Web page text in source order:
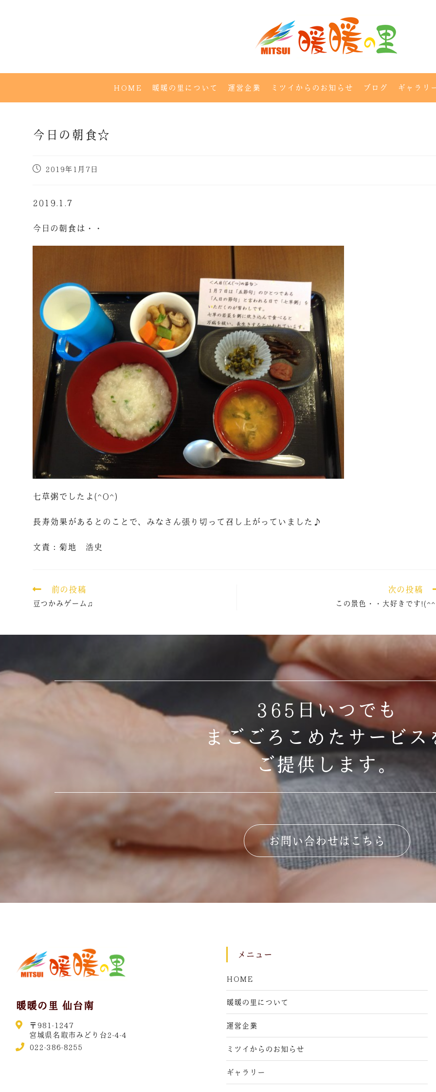
HOME 暖暖の里について 運営企業 ミツイからのお知らせ ブログ ギャラリ
今日の朝食☆
2019年1月7日
2019.1.7
今日の朝食は・・
七草粥でしたよ(^O^)
長寿効果があるとのことで、みなさん張り切って召し上がっていました♪
文責：菊地 浩史
前の投稿
豆つかみゲーム♫
次の投稿
この景色・・大好きです
365日いつでも
まごごろこめたサービス
ご提供します。
お問い合わせはこちら
暖暖の里 仙台南
〒981-1247
宮城県名取市みどり台2-4-4
022-386-8255
メニュー
HOME
暖暖の里について
運営企業
ミツイからのお知らせ
ギャラリー